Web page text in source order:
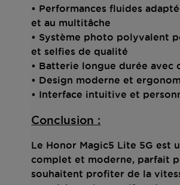
• Performances fluides
et au multitâche
• Système photo polyvalent
et selfies de qualité
• Batterie longue durée avec
• Design moderne et
• Interface intuitive et
Conclusion :
Le Honor Magic5 Lite 5G est
complet et moderne, parfait
souhaitent profiter de la